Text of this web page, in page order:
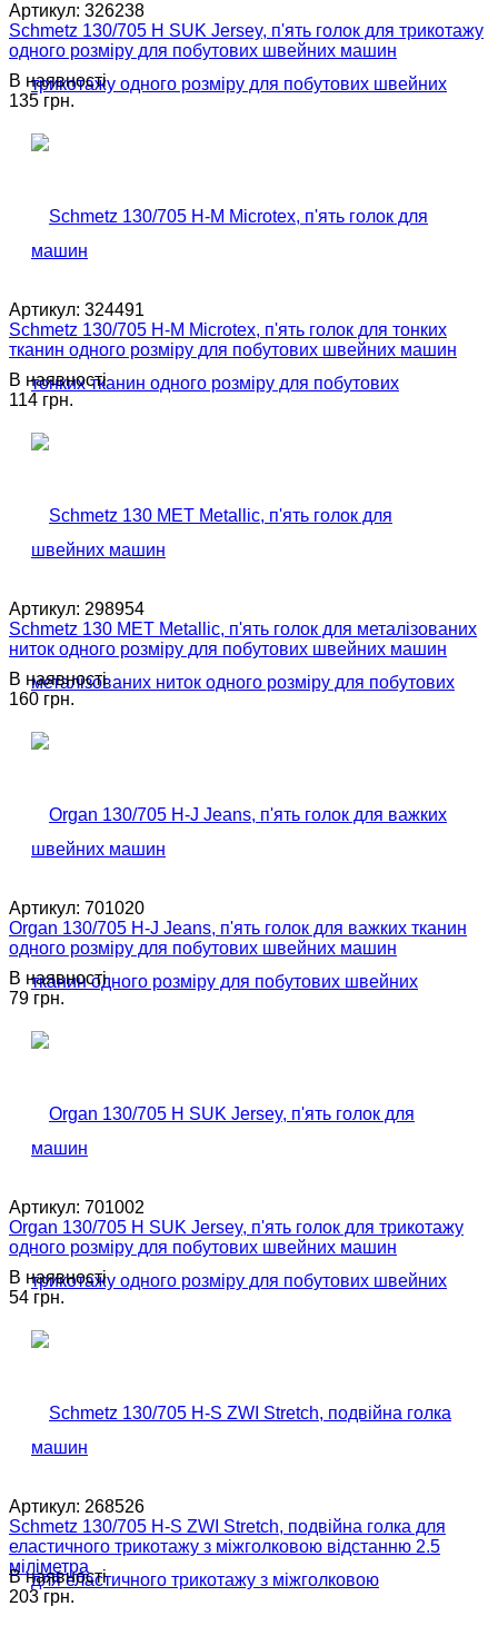
Артикул: 326238
Schmetz 130/705 H SUK Jersey, п'ять голок для трикотажу
одного розміру для побутових швейних машин
В наявності
135 грн.
Артикул: 324491
Schmetz 130/705 H-M Microtex, п'ять голок для тонких
тканин одного розміру для побутових швейних машин
В наявності
114 грн.
Артикул: 298954
Schmetz 130 MET Metallic, п'ять голок для металізованих
ниток одного розміру для побутових швейних машин
В наявності
160 грн.
Артикул: 701020
Organ 130/705 H-J Jeans, п'ять голок для важких тканин
одного розміру для побутових швейних машин
В наявності
79 грн.
Артикул: 701002
Organ 130/705 H SUK Jersey, п'ять голок для трикотажу
одного розміру для побутових швейних машин
В наявності
54 грн.
Артикул: 268526
Schmetz 130/705 H-S ZWI Stretch, подвійна голка для
еластичного трикотажу з міжголковою відстанню 2.5
міліметра
В наявності
203 грн.